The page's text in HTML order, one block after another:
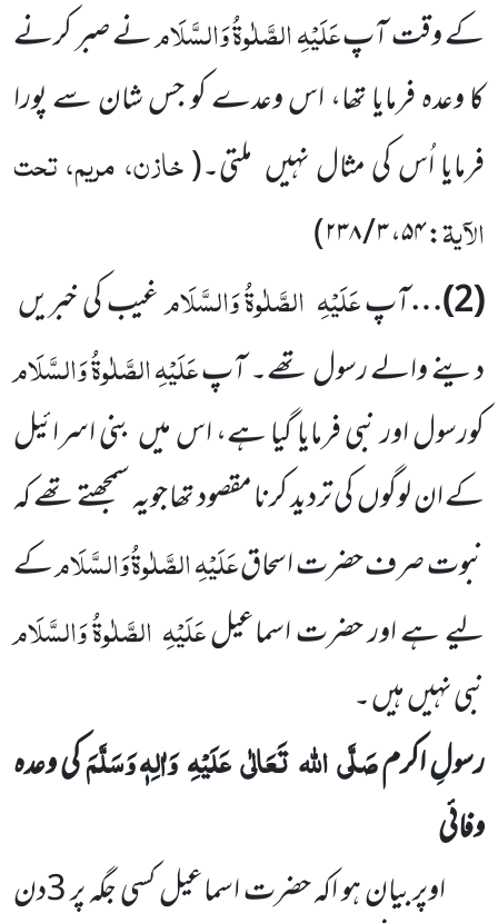
کے وقت آپعَلَیْہِ الصَّلٰوۃُ وَالسَّلَامنے صبر کرنے
کا وعدہ فرمایا تھا، اس وعدے کو جس شان سے پورا
فرمایا اُس کی مثال نہیں ملتی۔(خازن، مریم، تحت
الآیۃ:۵۴،۳ / ۲۳۸
)
(
2
)…آپعَلَیْہِ الصَّلٰوۃُ وَالسَّلَامغیب کی خبریں
دینے والے رسول تھے۔ آپعَلَیْہِالصَّلٰوۃُ وَالسَّلَام
کورسول اور نبی فرمایاگیا ہے، اس میںبنی اسرائیل
کے ان لوگوںکی تردید کرنا مقصود تھا جویہ سمجھتے تھے کہ
نبوت صرف حضرت اسحاقعَلَیْہِالصَّلٰوۃُوَالسَّلَامکے
لیے ہے اور حضرت اسماعیلعَلَیْہِ الصَّلٰوۃُ وَالسَّلَام
نبی نہیںہیں ۔
رسولِ اکرمصَلَّیاللہتَعَالٰیعَلَیْہِوَاٰلِہٖ وَسَلَّمَکی وعدہ
وفائی
اوپر بیان ہو اکہ حضرت اسماعیل کسی جگہ پر3دن